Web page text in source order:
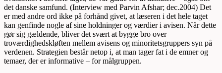
det danske samfund. (Interview med Parvin Afshar; dec.2004) Det
er med andre ord ikke på forhånd givet, at læseren i det hele taget
kan genfinde nogle af sine holdninger og værdier i avisen. Når dette
gør sig gældende, bliver det svært at bygge bro over
troværdighedskløften mellem avisens og minoritetsgruppers syn på
verdenen. Strategien består netop i, at man tager fat i de emner og
temaer, der er informative – for målgruppen.